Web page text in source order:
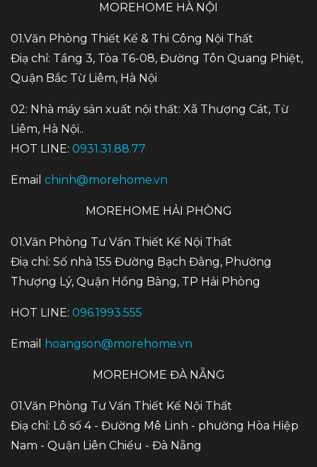
MOREHOME HÀ NỘI
01.Văn Phòng Thiết Kế & Thi Công Nội Thất
Điạ chỉ: Tầng 3, Tòa T6-08, Đường Tôn Quang Phiệt,
Quận Bắc Từ Liêm, Hà Nội
02: Nhà máy sản xuất nội thất: Xã Thượng Cát, Từ
Liêm, Hà Nội..
HOT LINE: 0931.31.88.77
Email chinh@morehome.vn
MOREHOME HẢI PHÒNG
01.Văn Phòng Tư Vấn Thiết Kế Nội Thất
Điạ chỉ: Số nhà 155 Đường Bạch Đằng, Phường
Thượng Lý, Quận Hồng Bàng, TP Hải Phòng
HOT LINE: 096.1993.555
Email hoangson@morehome.vn
MOREHOME ĐÀ NẴNG
01.Văn Phòng Tư Vấn Thiết Kế Nội Thất
Điạ chỉ: Lô số 4 - Đường Mê Linh - phường Hòa Hiệp
Nam - Quận Liên Chiểu - Đà Nẵng